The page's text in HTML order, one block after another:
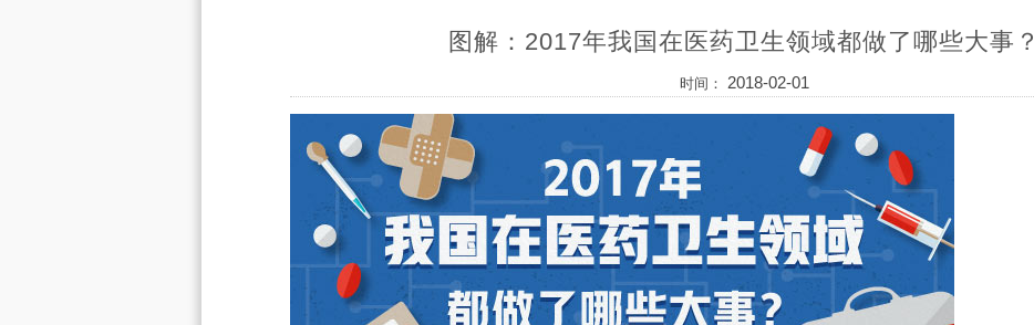
图解：2017年我国在医药卫生领域都做了哪些大事？
时间： 2018-02-01